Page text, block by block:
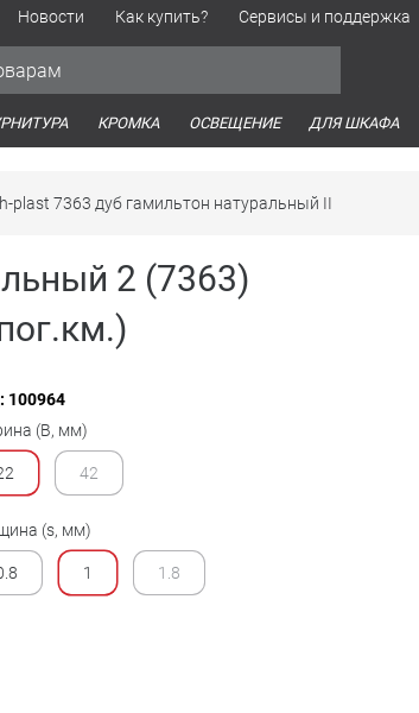
Новости Как купить? Сервисы и поддержка
КРОМКА ОСВЕЩЕНИЕ ДЛЯ ШКАФА
plast 7363 дуб гамильтон натуральный II
2 (7363)
100964
(B, мм)
42
(s, мм)
1 1.8